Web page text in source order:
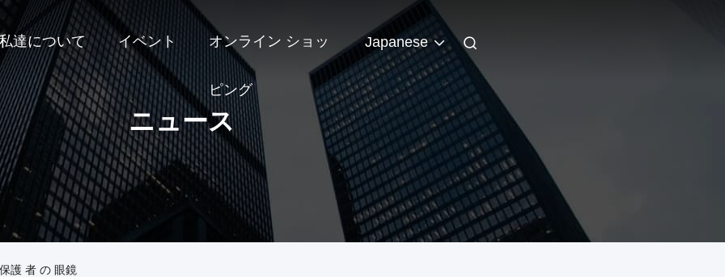
達について イベント オンライン ショッ
ピング
Japanese
ニュース
護 者 の 眼鏡